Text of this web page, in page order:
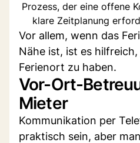
Prozess, der eine offene
klare Zeitplanung
Vor allem, wenn das
Nähe ist, ist es
Ferienort zu haben.
Vor-Ort-
Mieter
Kommunikation per
praktisch sein, aber